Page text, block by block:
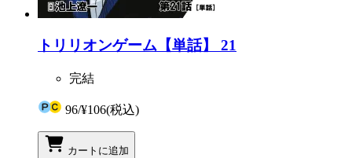
トリリオンゲーム【単話】 21
完結
96/¥106(税込)
カートに追加